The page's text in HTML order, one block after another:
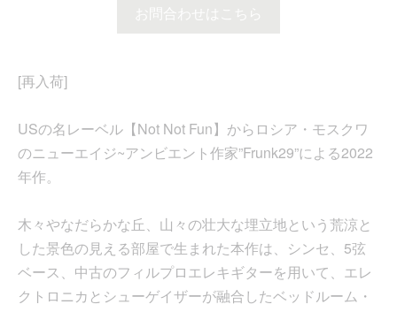
お問合わせはこちら
[再入荷]
USの名レーベル【Not Not Fun】からロシア・モスクワ
のニューエイジ~アンビエント作家”Frunk29”による2022
年作。
木々やなだらかな丘、山々の壮大な埋立地という荒涼と
した景色の見える部屋で生まれた本作は、シンセ、5弦
ベース、中古のフィルプロエレキギターを用いて、エレ
クトロニカとシューゲイザーが融合したベッドルーム・